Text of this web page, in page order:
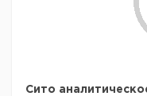
Сито